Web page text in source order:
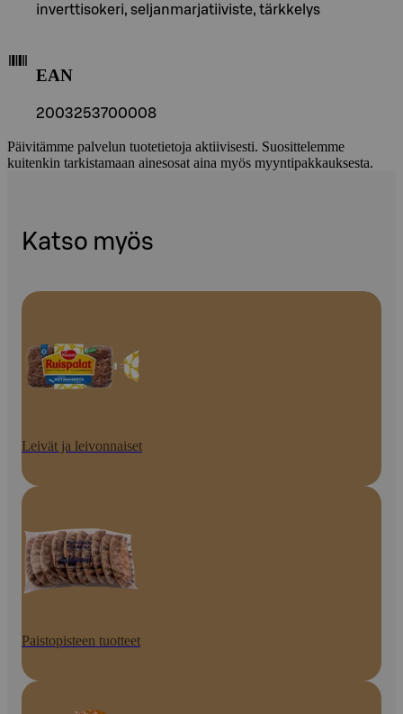
inverttisokeri, seljanmarjatiiviste, tärkkelys
EAN
2003253700008
Päivitämme palvelun tuotetietoja aktiivisesti. Suosittelemme
kuitenkin tarkistamaan ainesosat aina myös myyntipakkauksesta.
Katso myös
Leivät ja leivonnaiset
Paistopisteen tuotteet